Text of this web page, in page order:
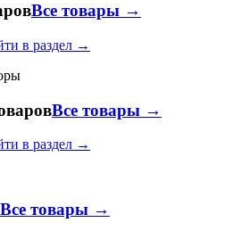
Все товары →
в раздел →
Все товары →
в раздел →
Все товары →